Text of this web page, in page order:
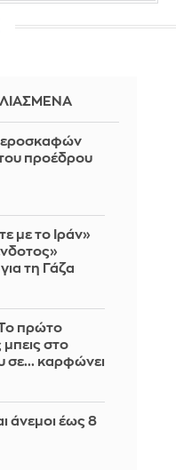
αεροσκαφών
προέδρου
με το Ιράν»
τη Γάζα
Το πρώτο
μπεις στο
σε... καρφώνει
άνεμοι έως 8